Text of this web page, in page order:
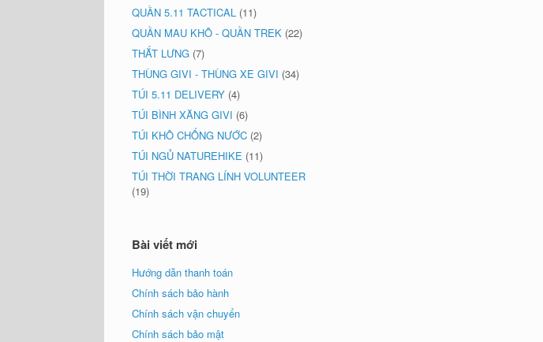
QUẦN 5.11 TACTICAL (11)
QUẦN MAU KHÔ - QUẦN TREK (22)
THẮT LƯNG (7)
THÙNG GIVI - THÙNG XE GIVI (34)
TÚI 5.11 DELIVERY (4)
TÚI BÌNH XĂNG GIVI (6)
TÚI KHÔ CHỐNG NƯỚC (2)
TÚI NGỦ NATUREHIKE (11)
TÚI THỜI TRANG LÍNH VOLUNTEER
(19)
Bài viết mới
Hướng dẫn thanh toán
Chính sách bảo hành
Chính sách vận chuyển
Chính sách bảo mật